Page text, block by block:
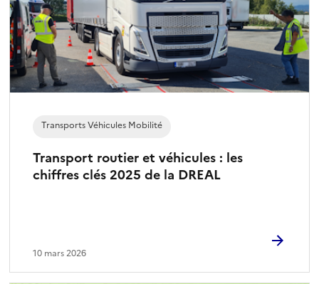
Transport routier et véhicules : les
chiffres clés 2025 de la DREAL
Transports Véhicules Mobilité
10 mars 2026